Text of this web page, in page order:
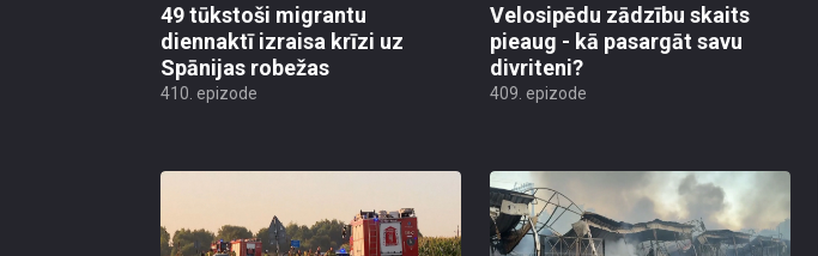
49 tūkstoši migrantu
diennaktī izraisa krīzi uz
Spānijas robežas
410. epizode
Velosipēdu zādzību skaits
pieaug - kā pasargāt savu
divriteni?
409. epizode